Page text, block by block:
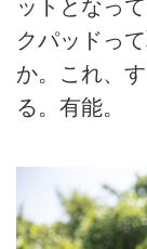
ットとなっ
クパッドっ
か。これ、
る。有能。